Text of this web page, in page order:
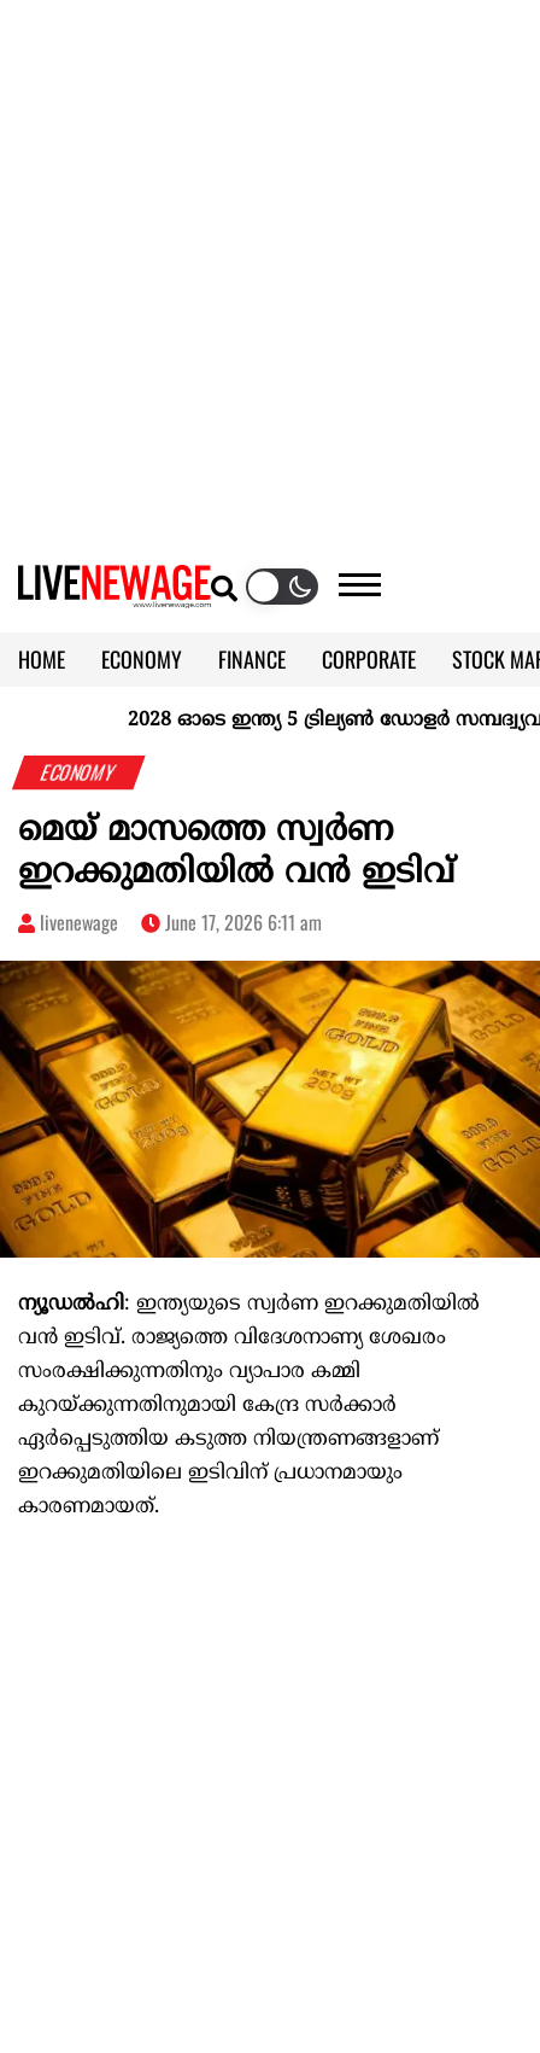
HOME ECONOMY FINANCE CORPORATE
STOCK
KERALA @70
2028 ഓടെ ഇന്ത്യ 5 ട്രില്യണ്‍ ഡോളര്‍
ECONOMY
മെയ് മാസത്തെ സ്വർണ
ഇറക്കുമതിയില്‍ വന്‍ ഇടിവ്
livenewage June 17, 2026 6:11 am
ന്യൂഡൽഹി: ഇന്ത്യയുടെ സ്വർണ ഇറക്കുമതിയില്‍
വന്‍ ഇടിവ്. രാജ്യത്തെ വിദേശനാണ്യ ശേഖരം
സംരക്ഷിക്കുന്നതിനും വ്യാപാര കമ്മി
കുറയ്ക്കുന്നതിനുമായി കേന്ദ്ര സർക്കാർ
ഏർപ്പെടുത്തിയ കടുത്ത നിയന്ത്രണങ്ങളാണ്
ഇറക്കുമതിയിലെ ഇടിവിന് പ്രധാനമായും
കാരണമായത്.